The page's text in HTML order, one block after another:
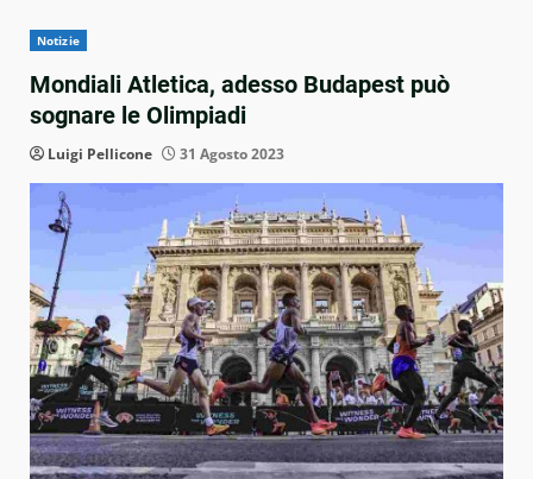
Notizie
Mondiali Atletica, adesso Budapest può
sognare le Olimpiadi
Luigi Pellicone 31 Agosto 2023